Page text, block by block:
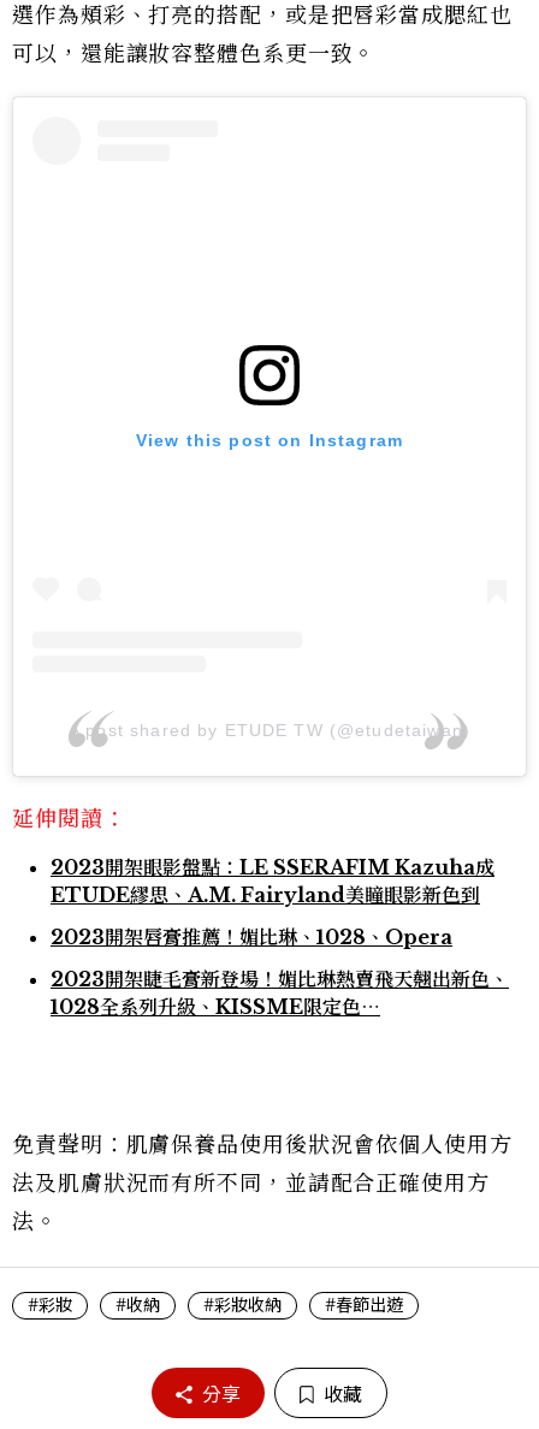
選作為頰彩、打亮的搭配，或是把唇彩當成腮紅也
可以，還能讓妝容整體色系更一致。
View this post on Instagram
A post shared by ETUDE TW (@etudetaiwan)
延伸閱讀：
2023開架眼影盤點：LE SSERAFIM Kazuha成
ETUDE繆思、A.M. Fairyland美瞳眼影新色到
2023開架唇膏推薦！媚比琳、1028、Opera
2023開架睫毛膏新登場！媚比琳熱賣飛天翹出新色、
1028全系列升級、KISSME限定色⋯
免責聲明：肌膚保養品使用後狀況會依個人使用方
法及肌膚狀況而有所不同，並請配合正確使用方
法。
#彩妝 #收納 #彩妝收納 #春節出遊
分享 收藏